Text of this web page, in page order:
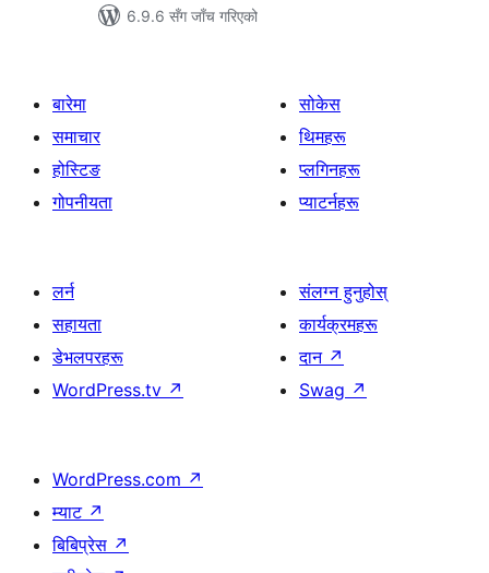
6.9.6 सँग जाँच गरिएको
बारेमा
समाचार
होस्टिङ
गोपनीयता
सोकेस
थिमहरू
प्लगिनहरू
प्याटर्नहरू
लर्न
सहायता
डेभलपरहरू
WordPress.tv ↗
संलग्न हुनुहोस्
कार्यक्रमहरू
दान ↗
Swag ↗
WordPress.com ↗
म्याट ↗
बिबिप्रेस ↗